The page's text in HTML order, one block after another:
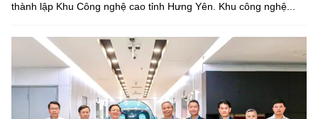
thành lập Khu Công nghệ cao tỉnh Hưng Yên. Khu công nghệ...